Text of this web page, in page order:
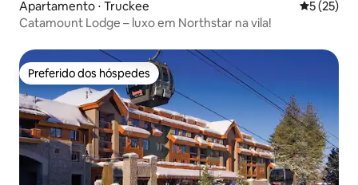
Apartamento ⋅ Truckee 5 de uma
5 (25)
Catamount Lodge – luxo em Northstar na vila!
Preferido dos hóspedes
Preferido dos hóspedes